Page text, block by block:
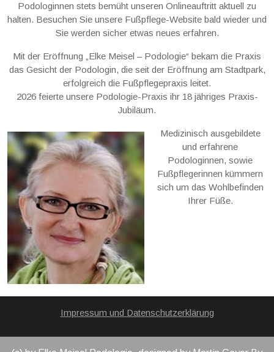
Podologinnen stets bemüht unseren Onlineauftritt aktuell zu
halten. Besuchen Sie unsere Fußpflege-Website bald wieder und
Sie werden sicher etwas neues erfahren.
Mit der Eröffnung „Elke Meisel – Podologie“ bekam die Praxis
das Gesicht der Podologin, die seit der Eröffnung am Stadtpark,
erfolgreich die Fußpflegepraxis leitet.
2026 feierte unsere Podologie-Praxis ihr 18 jähriges Praxis-
Jubiläum.
Medizinisch ausgebildete
und erfahrene
Podologinnen, sowie
Fußpflegerinnen kümmern
sich um das Wohlbefinden
Ihrer Füße.
Impressum und Datenschutzerklärung